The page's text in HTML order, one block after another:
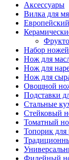
Аксессуары
Вилка для
Набор
Нож для
Нож для
Нож для
Овощной
Подставки
Стальные
Стейковый
Томатный
Топорик для